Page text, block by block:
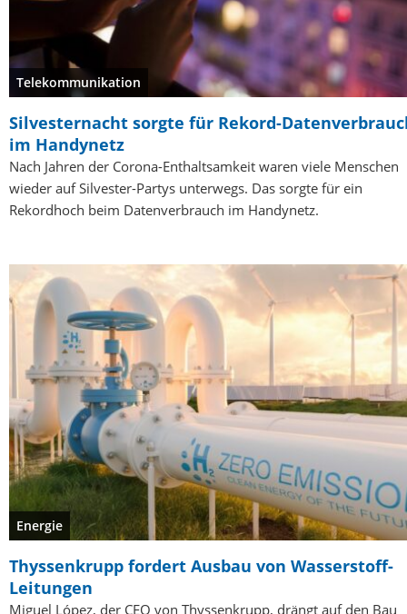
Telekommunikation
Silvesternacht sorgte für Rekord-
im Handynetz
Nach Jahren der Corona-Enthaltsamkeit waren viele Menschen
wieder auf Silvester-Partys unterwegs. Das sorgte für ein
Rekordhoch beim Datenverbrauch im Handynetz.
Energie
Thyssenkrupp fordert Ausbau von Wasserstoff-
Leitungen
Miguel López, der CEO von Thyssenkrupp, drängt auf den Bau